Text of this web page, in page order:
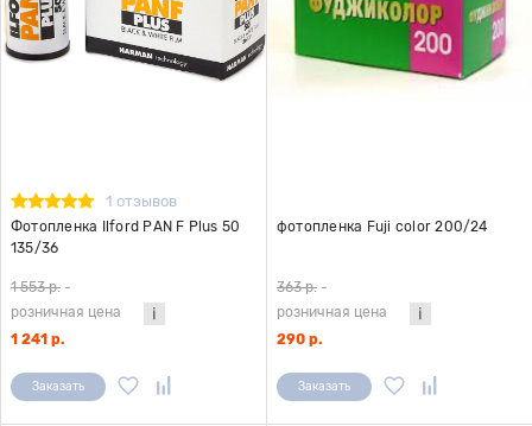
1 отзывов
Фотопленка Ilford PAN F Plus 50
135/36
1 553 р. -
розничная цена
1 241 р.
Заказать
фотопленка Fuji color 200/24
363 р. -
розничная цена
290 р.
Заказать